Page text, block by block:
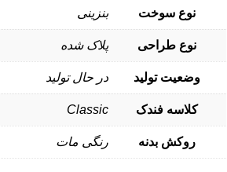
نوع سوخت بنزینی
نوع طراحی پلاک شده
وضعیت تولید در حال تولید
کلاسه فندک Classic
روکش بدنه رنگی مات